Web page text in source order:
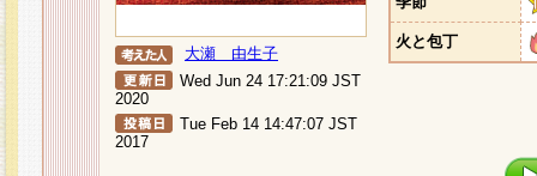
大瀬 由生子
Wed Jun 24 17:21:09 JST
2020
Tue Feb 14 14:47:07 JST
2017
火と包丁